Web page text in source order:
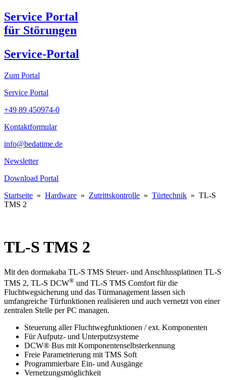
Service Portal
für Störungen
Service-Portal
Zum Portal
Service Portal
+49 89 450974-0
Kontaktformular
info@bedatime.de
Newsletter
Download Portal
Startseite » Hardware » Zutrittskontrolle » Türtechnik » TL-S
TMS 2
TL-S TMS 2
Mit den dormakaba TL-S TMS Steuer- und Anschlussplatinen TL-S
TMS 2, TL-S DCW® und TL-S TMS Comfort für die
Fluchtwegsicherung und das Türmanagement lassen sich
umfangreiche Türfunktionen realisieren und auch vernetzt von einer
zentralen Stelle per PC managen.
Steuerung aller Fluchtwegfunktionen / ext. Komponenten
Für Aufputz- und Unterputzsysteme
DCW® Bus mit Komponentenselbsterkennung
Freie Parametrierung mit TMS Soft
Programmierbare Ein- und Ausgänge
Vernetzungsmöglichkeit